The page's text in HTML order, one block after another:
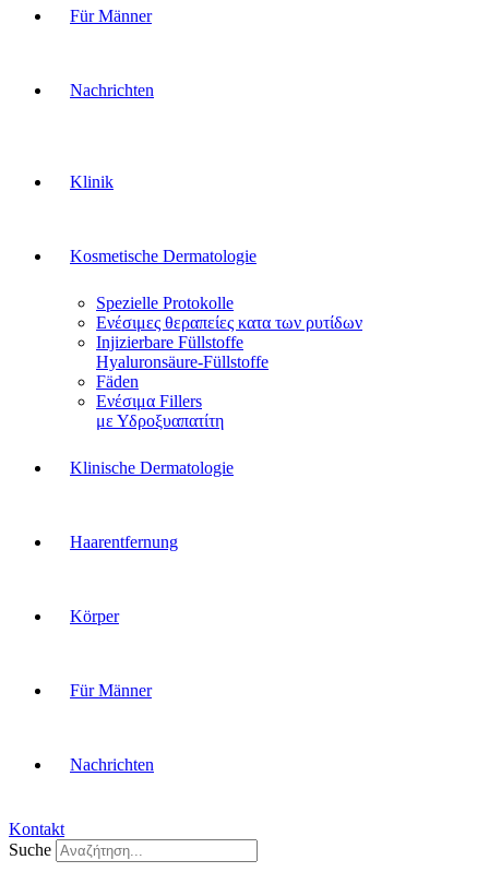
Für Männer
Nachrichten
Klinik
Kosmetische Dermatologie
Spezielle Protokolle
Ενέσιμες θεραπείες κατα των ρυτίδων
Injizierbare Füllstoffe
Hyaluronsäure-Füllstoffe
Fäden
Ενέσιμα Fillers
με Υδροξυαπατίτη
Klinische Dermatologie
Haarentfernung
Körper
Für Männer
Nachrichten
Kontakt
Suche